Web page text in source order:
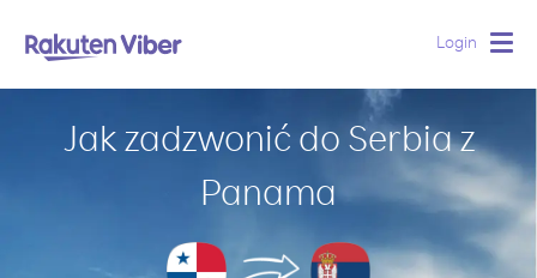
Login
Jak zadzwonić do Serbia z
Panama